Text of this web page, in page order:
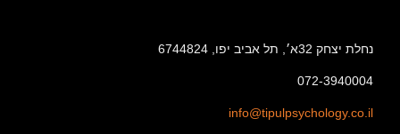
נחלת יצחק 32א׳, תל אביב יפו, 6744824
072-3940004
info@tipulpsychology.co.il